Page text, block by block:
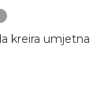
kreira umjetna